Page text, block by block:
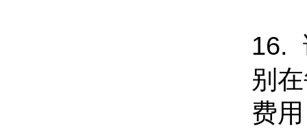
16.
别
费